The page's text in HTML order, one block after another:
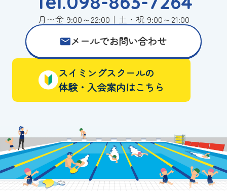
月〜金 9:00～22:00｜土・祝 9:00～21:00
メールでお問い合わせ
スイミングスクールの
体験・入会案内はこちら